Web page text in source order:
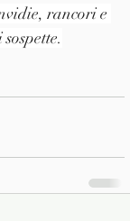
rancori e